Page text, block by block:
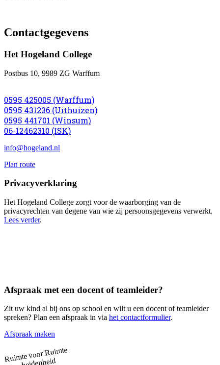
Contactgegevens
Het Hogeland College
Postbus 10, 9989 ZG Warffum
0595 425005 (Warffum)
0595 431236 (Uithuizen)
0595 441701 (Winsum)
06-12462310 (ISK)
info@hogeland.nl
Plan route
Privacyverklaring
Het Hogeland College zorgt voor de waarborging van de
privacyrechten van degene van wie zij persoonsgegevens verwerkt.
Lees verder.
Afspraak met een docent of teamleider?
Zit uw kind al bij ons op school en wilt u een docent of teamleider
spreken? Plan een afspraak in via het contactformulier.
Afspraak maken
Ruimte voorRuimte